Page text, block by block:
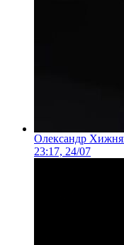
Олександр
23:17, 24/07